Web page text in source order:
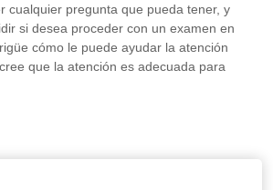
cualquier pregunta que pueda tener, y
si desea proceder con un examen en
cómo le puede ayudar la atención
que la atención es adecuada para